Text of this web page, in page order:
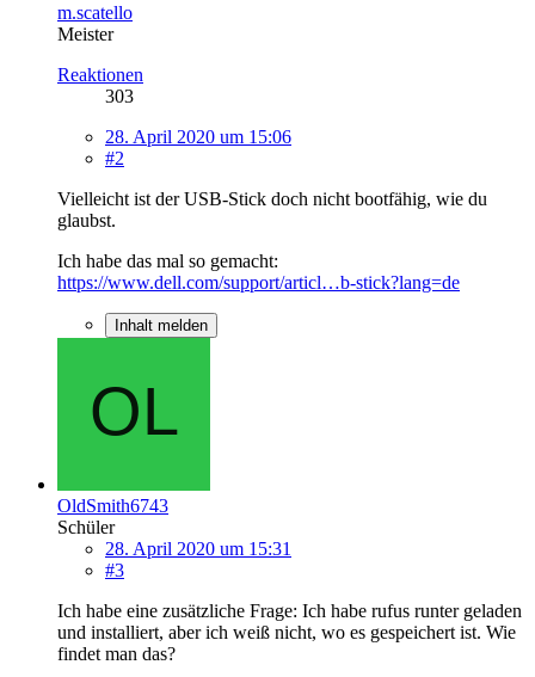
m.scatello
Meister
Reaktionen
303
28. April 2020 um 15:06
#2
Vielleicht ist der USB-Stick doch nicht bootfähig, wie du
glaubst.
Ich habe das mal so gemacht:
https://www.dell.com/support/articl…b-stick?lang=de
Inhalt melden
OldSmith6743
Schüler
28. April 2020 um 15:31
#3
Ich habe eine zusätzliche Frage: Ich habe rufus runter geladen
und installiert, aber ich weiß nicht, wo es gespeichert ist. Wie
findet man das?